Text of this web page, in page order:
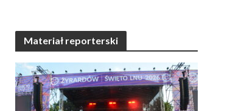
Materiał reporterski